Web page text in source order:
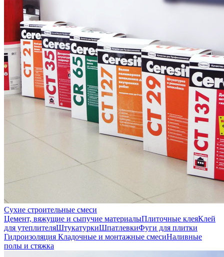
Сухие строительные смеси
Цемент, вяжущие и сыпучие материалыПлиточные клеяКлей
для утеплителяШтукатуркиШпатлевкиФуги для плитки
Гидроизоляция Кладочные и монтажные смесиНаливные
полы и стяжка